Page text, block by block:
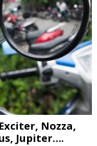
Nozza,
Jupiter….